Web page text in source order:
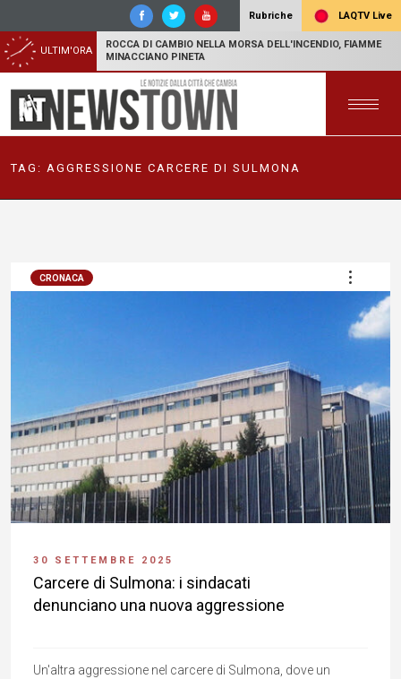
Rubriche LAQTV Live
ULTIM'ORA
ROCCA DI CAMBIO NELLA MORSA DELL'INCENDIO, FIAMME
MINACCIANO PINETA
TAG: AGGRESSIONE CARCERE DI SULMONA
CRONACA
30 SETTEMBRE 2025
Carcere di Sulmona: i sindacati
denunciano una nuova aggressione
Un'altra aggressione nel carcere di Sulmona, dove un